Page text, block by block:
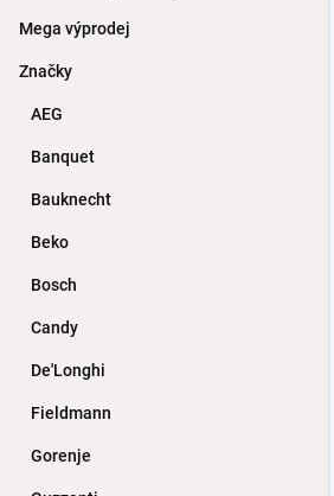
Mega výprodej
Značky
AEG
Banquet
Bauknecht
Beko
Bosch
Candy
De'Longhi
Fieldmann
Gorenje